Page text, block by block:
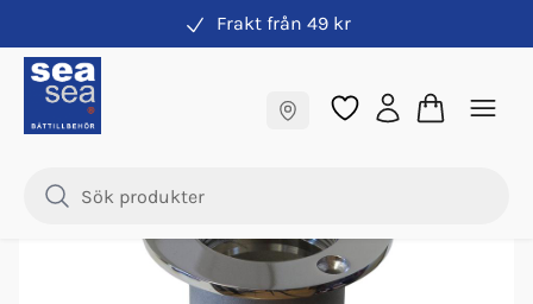
Frakt från 49 kr
Samma pris online & i butik